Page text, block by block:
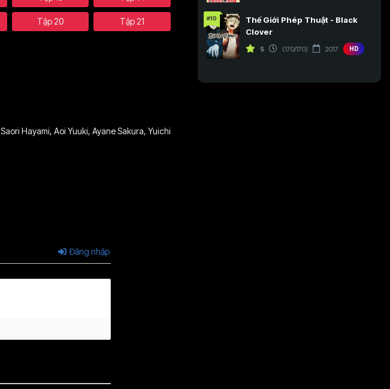
Tập 20 Tập 21
Saori Hayami, Aoi Yuuki, Ayane Sakura, Yuichi
Đăng nhập
#10
Thế Giới Phép Thuật - Black
Clover
5 (170/170) 2017 HD